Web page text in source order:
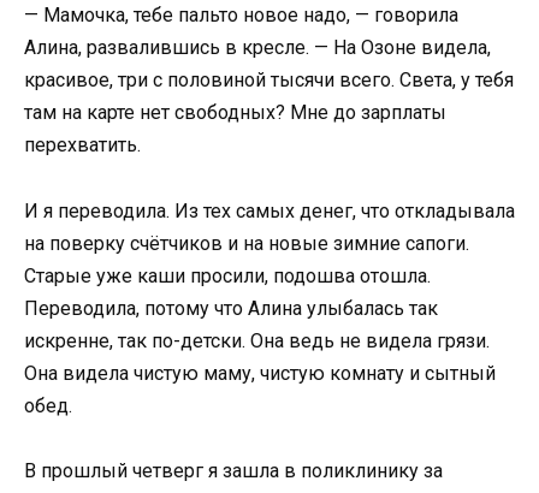
— Мамочка, тебе пальто новое надо, — говорила
Алина, развалившись в кресле. — На Озоне видела,
красивое, три с половиной тысячи всего. Света, у тебя
там на карте нет свободных? Мне до зарплаты
перехватить.
И я переводила. Из тех самых денег, что откладывала
на поверку счётчиков и на новые зимние сапоги.
Старые уже каши просили, подошва отошла.
Переводила, потому что Алина улыбалась так
искренне, так по-детски. Она ведь не видела грязи.
Она видела чистую маму, чистую комнату и сытный
обед.
В прошлый четверг я зашла в поликлинику за